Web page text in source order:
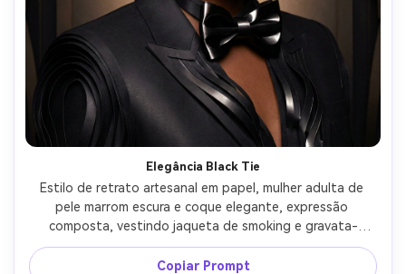
Elegância Black Tie
Estilo de retrato artesanal em papel, mulher adulta de
pele marrom escura e coque elegante, expressão
composta, vestindo jaqueta de smoking e gravata-
borboleta de cetim reinterpretadas em papel brilhante
em camadas, fundo escuro de palco com cortinas de
Copiar Prompt